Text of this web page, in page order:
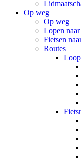
Op weg
Op weg
Lopen
Fietsen
Routes